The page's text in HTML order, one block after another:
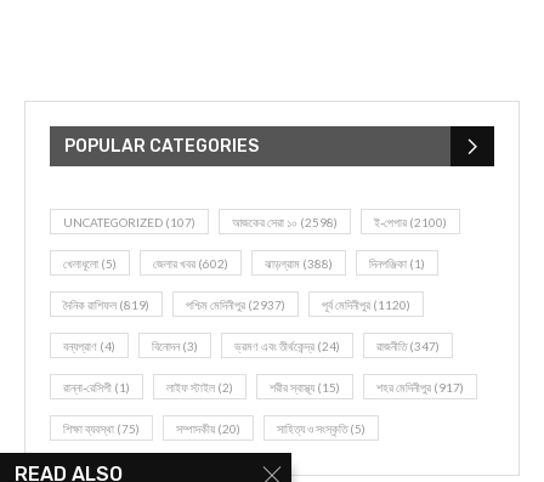
POPULAR CATEGORIES
UNCATEGORIZED (107) আজকের সেরা ১০ (2598) ই-পেপার (2100)
খেলাধূলো (5) জেলার খবর (602) ঝাড়গ্রাম (388) দিনপঞ্জিকা (1)
দৈনিক রাশিফল (819) পশ্চিম মেদিনীপুর (2937) পূর্ব মেদিনীপুর (1120)
বন্যপ্রাণ (4) বিনোদন(3) ভ্রমণ এবং তীর্থকেন্দ্র (24) রাজনীতি(347)
রান্না-রেসিপী (1) লাইফ স্টাইল (2) শরীর স্বাস্থ্য (15) শহর মেদিনীপুর (917)
শিক্ষা ব্যবস্থা (75) সম্পাদকীয় (20) সাহিত্য ও সংস্কৃতি(5)
READ ALSO